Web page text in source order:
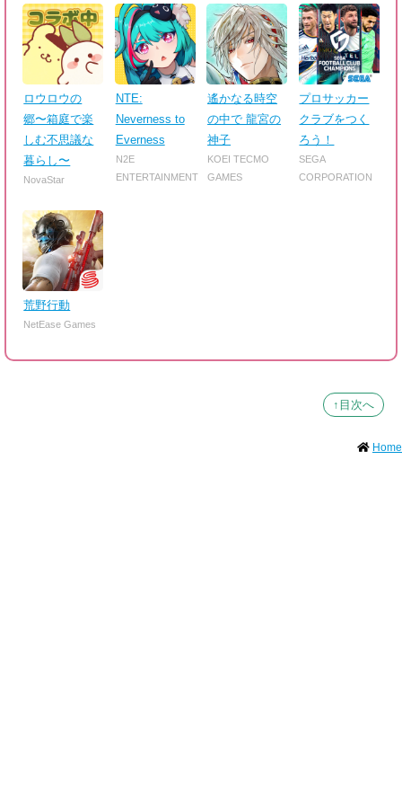
ロウロウの
郷〜箱庭で楽
しむ不思議な
暮らし〜
NovaStar
NTE:
Neverness to
Everness
N2E
ENTERTAINMENT
遙かなる時空
の中で 龍宮の
神子
KOEI TECMO
GAMES
プロサッカー
クラブをつく
ろう！
SEGA
CORPORATION
荒野行動
NetEase Games
↑目次へ
Home